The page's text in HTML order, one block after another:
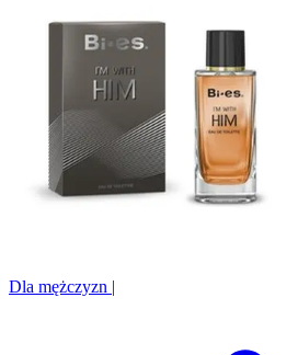
Dla mężczyzn |